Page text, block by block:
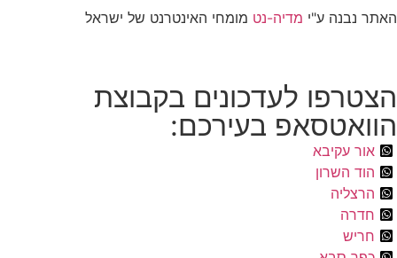
האתר נבנה ע"י מדיה-נט מומחי האינטרנט של ישראל
הצטרפו לעדכונים בקבוצת
הוואטסאפ בעירכם:
אור עקיבא
הוד השרון
הרצליה
חדרה
חריש